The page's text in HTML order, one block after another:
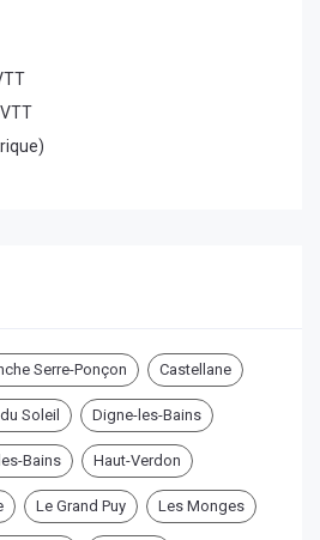
Serre-Ponçon Castellane
Soleil Digne-les-Bains
Bains Haut-Verdon
Le Grand Puy Les Monges